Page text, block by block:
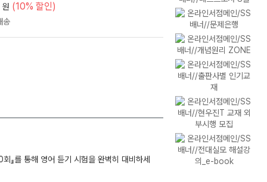
원 (10% 할인)
』를 통해 영어 듣기 시험을 완벽히 대비하세